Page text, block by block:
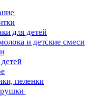
для детей
и детские смеси
пеленки